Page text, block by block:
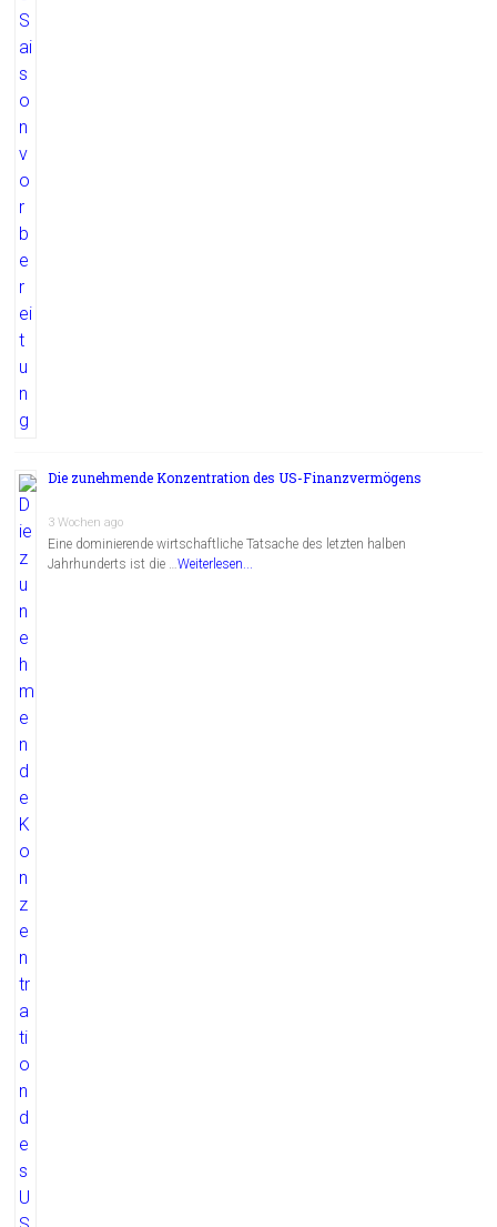
Die zunehmende Konzentration des US-Finanzvermögens
3 Wochen ago
Eine dominierende wirtschaftliche Tatsache des letzten halben
Jahrhunderts ist die …Weiterlesen...